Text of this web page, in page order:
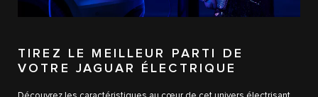
TIREZ LE MEILLEUR PARTI DE
VOTRE JAGUAR ÉLECTRIQUE